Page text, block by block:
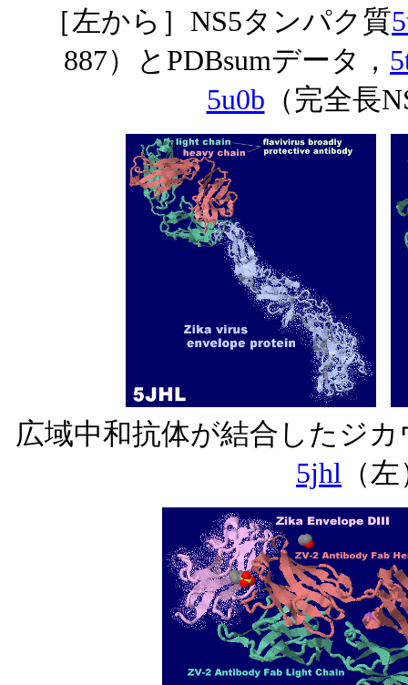
［左から］NS5タンパク質
887）とPDBsumデータ，
5u0b （完全長
広域中和抗体が結合したジ
5jhl （